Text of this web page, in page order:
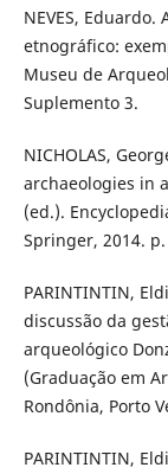
NEVES,
etnográfico:
Museu de
Suplemento 3.
NICHOLAS,
archaeologies in
(ed.).
Springer, 2014.
PARINTINTIN,
discussão da
arqueológico
(Graduação em
Rondônia, Porto
PARINTINTIN,